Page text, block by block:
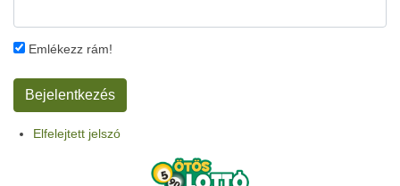
Emlékezz rám!
Elfelejtett jelszó